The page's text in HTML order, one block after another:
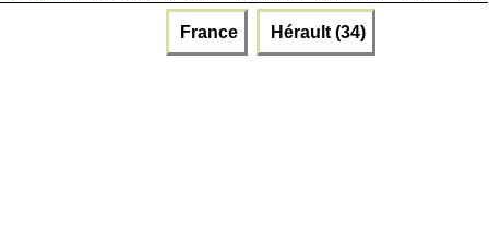
France Hérault (34)